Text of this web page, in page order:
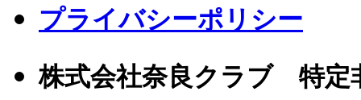
プライバシーポリシー
株式会社奈良クラブ 特定